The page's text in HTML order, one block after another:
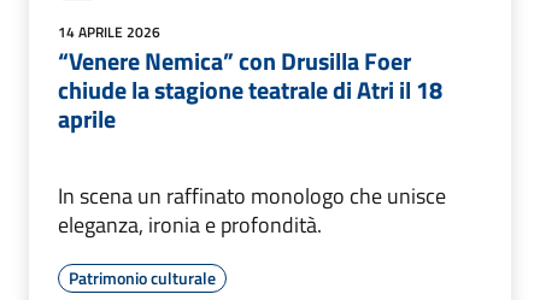
14 APRILE 2026
“Venere Nemica” con Drusilla Foer
chiude la stagione teatrale di Atri il 18
aprile
In scena un raffinato monologo che unisce
eleganza, ironia e profondità.
Patrimonio culturale